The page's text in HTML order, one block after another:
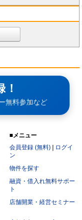
無料参加など
■メニュー
会員登録 (無料)
ログイ
ン
物件を探す
融資・借入れ無料サポー
ト
店舗開業・経営セミナー